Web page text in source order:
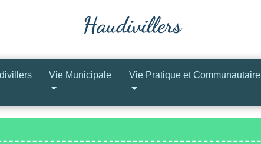
Vie Municipale Vie Pratique et Communautaire